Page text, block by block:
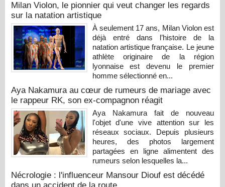
Milan Violon, le pionnier qui veut changer les regards
sur la natation artistique
À seulement 17 ans, Milan Violon est
déjà entré dans l’histoire de la
natation artistique française. Le jeune
athlète originaire de la région
lyonnaise est devenu le premier
homme sélectionné en...
Aya Nakamura au cœur de rumeurs de mariage avec
le rappeur RK, son ex-compagnon réagit
Aya Nakamura fait de nouveau
l'objet d'une vive attention sur les
réseaux sociaux. Depuis plusieurs
heures, des photos largement
partagées en ligne alimentent des
rumeurs selon lesquelles la...
Nécrologie : l'influenceur Mansour Diouf est décédé